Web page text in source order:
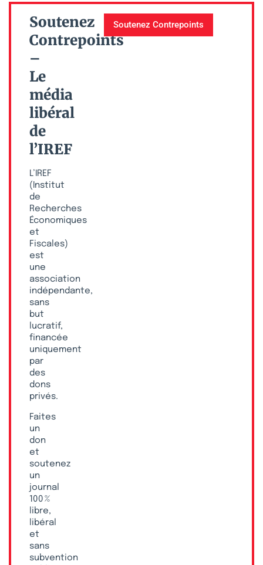
Soutenez
Contrepoints
–
Le
média
libéral
de
l’IREF
L’IREF
(Institut
de
Recherches
Économiques
et
Fiscales)
est
une
association
indépendante,
sans
but
lucratif,
financée
uniquement
par
des
dons
privés.
Faites
un
don
et
soutenez
un
journal
100 %
libre,
libéral
et
sans
subvention
Soutenez Contrepoints